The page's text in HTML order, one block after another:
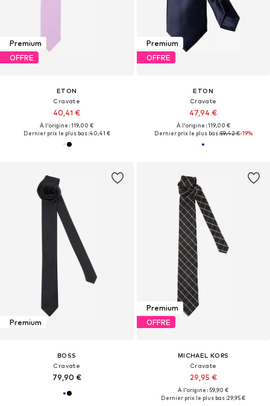
Premium
OFFRE
ETON
Cravate
40,41 €
À l'origine : 119,00 €
Dernier prix le plus bas :40,41 €
Premium
OFFRE
ETON
Cravate
47,94 €
À l'origine : 119,00 €
Dernier prix le plus bas :59,42 €-19%
Premium
BOSS
Cravate
79,90 €
Premium
OFFRE
MICHAEL KORS
Cravate
29,95 €
À l'origine : 59,90 €
Dernier prix le plus bas :29,95 €